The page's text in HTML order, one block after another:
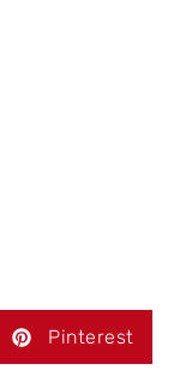
Pinterest